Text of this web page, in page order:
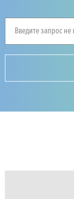
Введите запрос